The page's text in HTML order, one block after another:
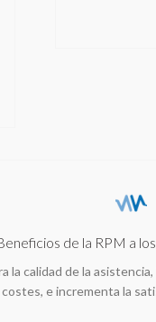
de la RPM a
la calidad de la
e incrementa la